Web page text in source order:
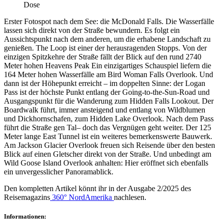
Dose
Erster Fotospot nach dem See: die McDonald Falls. Die Wasserfälle
lassen sich direkt von der Straße bewundern. Es folgt ein
Aussichtspunkt nach dem anderen, um die erhabene Landschaft zu
genießen. The Loop ist einer der herausragenden Stopps. Von der
einzigen Spitzkehre der Straße fällt der Blick auf den rund 2740
Meter hohen Heavens Peak Ein einzigartiges Schauspiel liefern die
164 Meter hohen Wasserfälle am Bird Woman Falls Overlook. Und
dann ist der Höhepunkt erreicht – im doppelten Sinne: der Logan
Pass ist der höchste Punkt entlang der Going-to-the-Sun-Road und
Ausgangspunkt für die Wanderung zum Hidden Falls Lookout. Der
Boardwalk führt, immer ansteigend und entlang von Wildblumen
und Dickhornschafen, zum Hidden Lake Overlook. Nach dem Pass
führt die Straße gen Tal– doch das Vergnügen geht weiter. Der 125
Meter lange East Tunnel ist ein weiteres bemerkenswerte Bauwerk.
Am Jackson Glacier Overlook freuen sich Reisende über den besten
Blick auf einen Gletscher direkt von der Straße. Und unbedingt am
Wild Goose Island Overlook anhalten: Hier eröffnet sich ebenfalls
ein unvergesslicher Panoramablick.
Den kompletten Artikel könnt ihr in der Ausgabe 2/2025 des
Reisemagazins 360° NordAmerika nachlesen.
Informationen: